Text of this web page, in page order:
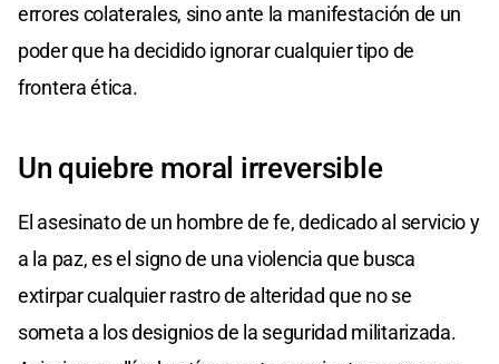
errores colaterales, sino ante la manifestación de un
poder que ha decidido ignorar cualquier tipo de
frontera ética.
Un quiebre moral irreversible
El asesinato de un hombre de fe, dedicado al servicio y
a la paz, es el signo de una violencia que busca
extirpar cualquier rastro de alteridad que no se
someta a los designios de la seguridad militarizada.